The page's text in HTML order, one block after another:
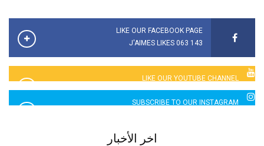
LIKE OUR FACEBOOK PAGE
143 063 J'AIMES LIKES
LIKE OUR YOUTUBE CHANNEL
2760 LIKES
SUBSCRIBE TO OUR INSTAGRAM
اخر الأخبار